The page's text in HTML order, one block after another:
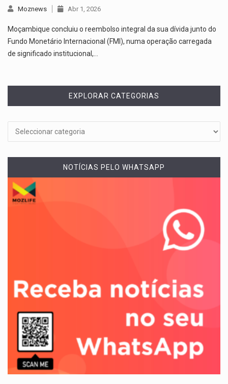
Moznews Abr 1, 2026
Moçambique concluiu o reembolso integral da sua dívida junto do
Fundo Monetário Internacional (FMI), numa operação carregada
de significado institucional,…
EXPLORAR CATEGORIAS
NOTÍCIAS PELO WHATSAPP